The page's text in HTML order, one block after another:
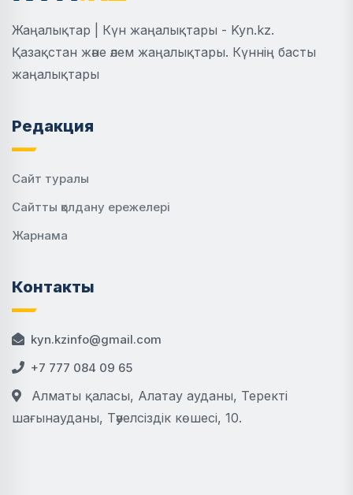
Жаңалықтар | Күн жаңалықтары - Kyn.kz.
Қазақстан және әлем жаңалықтары. Күннің басты
жаңалықтары
Редакция
Сайт туралы
Сайтты қолдану ережелері
Жарнама
Контакты
kyn.kzinfo@gmail.com
+7 777 084 09 65
Алматы қаласы, Алатау ауданы, Теректі
шағынауданы, Тәуелсіздік көшесі, 10.